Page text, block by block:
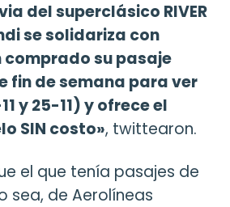
del superclásico RIVER
se solidariza con
comprado su pasaje
fin de semana para ver
y 25-11) y ofrece el
SIN costo», twittearon.
el que tenía pasajes de
sea, de Aerolíneas